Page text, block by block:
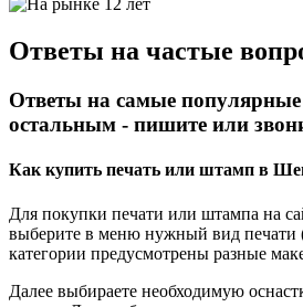
Ответы на частые
Ответы на самые
остальным - пишите или
Как купить печать или штамп в
Для покупки печати или штампа на
выберите в меню нужный вид
категории предусмотрены разные
Далее выбираете необходимую